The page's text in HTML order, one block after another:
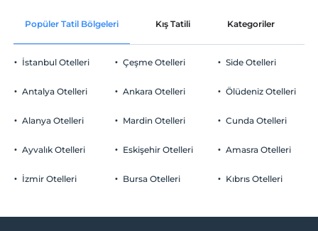
Popüler Tatil Bölgeleri Kış Tatili Kategoriler
İstanbul Otelleri
Antalya Otelleri
Alanya Otelleri
Ayvalık Otelleri
İzmir Otelleri
Çeşme Otelleri
Ankara Otelleri
Mardin Otelleri
Eskişehir Otelleri
Bursa Otelleri
Side Otelleri
Ölüdeniz Otelleri
Cunda Otelleri
Amasra Otelleri
Kıbrıs Otelleri